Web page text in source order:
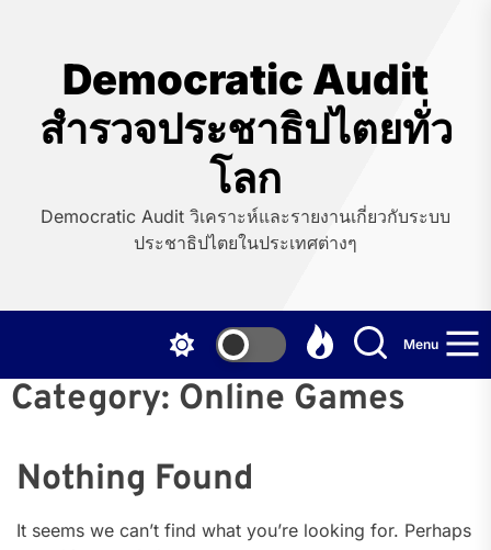
Democratic Audit
สำรวจประชาธิปไตยทั่ว
โลก
Democratic Audit วิเคราะห์และรายงานเกี่ยวกับระบบ
ประชาธิปไตยในประเทศต่างๆ
Menu
Category: Online Games
Nothing Found
It seems we can’t find what you’re looking for. Perhaps